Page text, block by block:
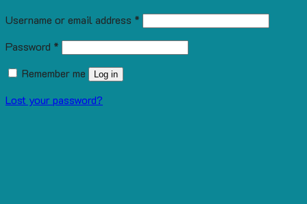
Username or email address *
Password *
Remember me
Log in
Lost your password?